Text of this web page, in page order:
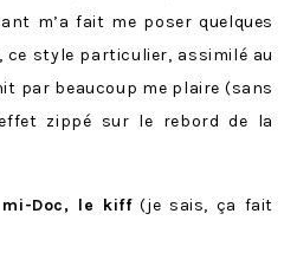
m’a fait me poser quelques
ce style particulier, assimilé au
par beaucoup me plaire (sans
zippé sur le rebord de la
Doc, le kiff(je sais, ça fait